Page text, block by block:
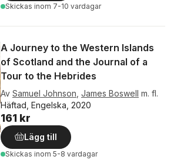
Skickas inom 7-10 vardagar
A Journey to the Western Islands
of Scotland and the Journal of a
Tour to the Hebrides
Av Samuel Johnson James Boswell m. fl.
Häftad, Engelska, 2020
161 kr
Lägg till
Skickas inom 5-8 vardagar